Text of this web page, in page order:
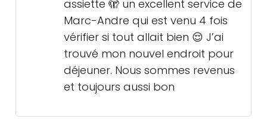
assiette 🫣 un excellent service de
Marc-Andre qui est venu 4 fois
vérifier si tout allait bien 😌 J’ai
trouvé mon nouvel endroit pour
déjeuner. Nous sommes revenus
et toujours aussi bon